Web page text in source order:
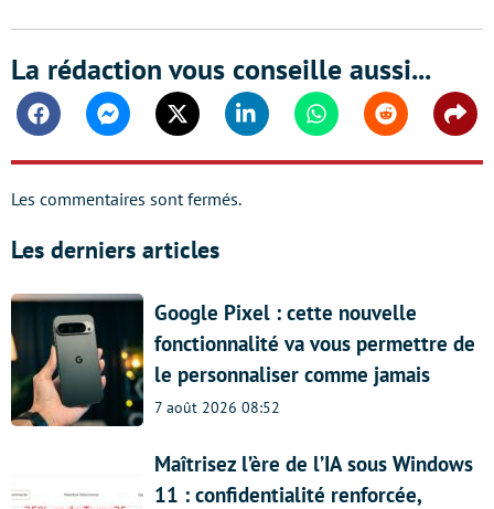
La rédaction vous conseille aussi...
FacebookMessengerTwitter Linkedin WhatsappReddit
Les commentaires sont fermés.
Les derniers articles
Google Pixel : cette nouvelle
fonctionnalité va vous permettre de
le personnaliser comme jamais
7 août 2026 08:52
Maîtrisez l’ère de l’IA sous Windows
11 : confidentialité renforcée,